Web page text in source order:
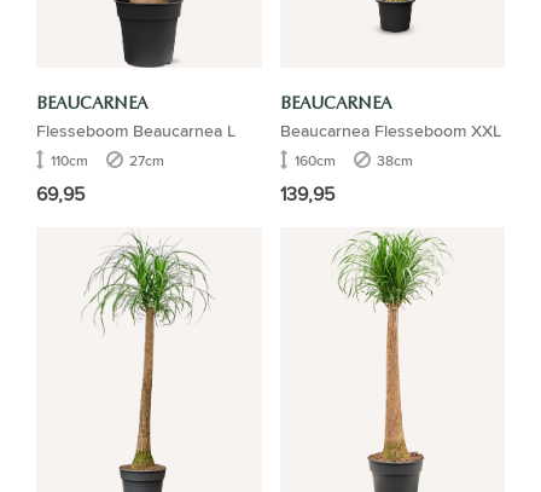
BEAUCARNEA
Flesseboom Beaucarnea L
110cm 27cm
69,95
BEAUCARNEA
Beaucarnea Flesseboom XXL
160cm 38cm
139,95